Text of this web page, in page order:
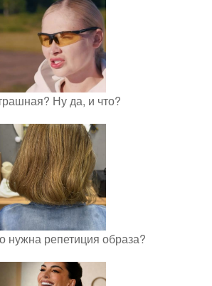
Ну да, и что?
нужна репетиция образа?